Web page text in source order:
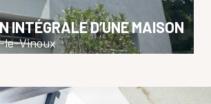
INTÉGRALE D’UNE MAISON
le-Vinoux